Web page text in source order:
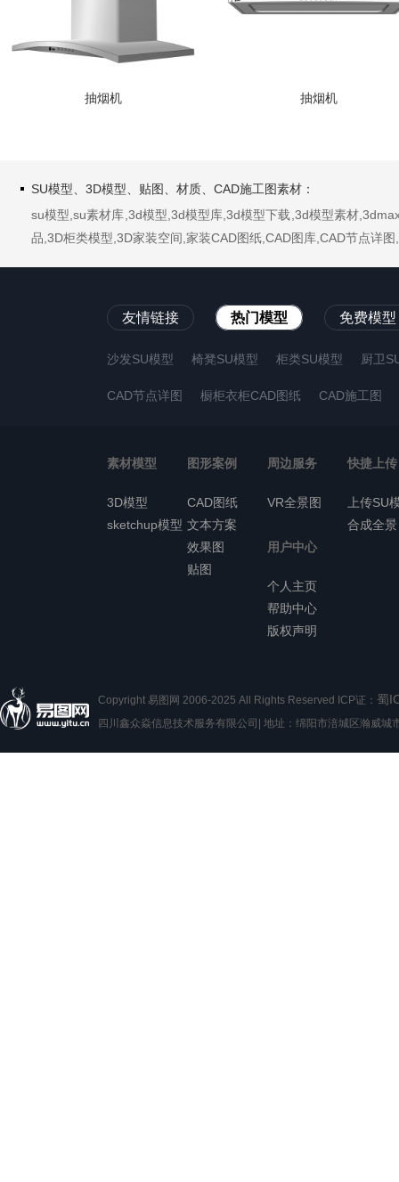
抽烟机 抽烟机
SU模型、3D模型、贴图、材质、CAD施工图素材：
su模型,su素材库,3d模型,3d模型库,3d模型下载,3d模型素材
品,3D柜类模型,3D家装空间,家装CAD图纸,CAD图库,CAD节点详
友情链接 热门模型 免费模型
沙发SU模型 椅凳SU模型 柜类SU模型 厨卫
CAD节点详图 橱柜衣柜CAD图纸 CAD施工图
素材模型
3D模型
sketchup模型
图形案例
CAD图纸
文本方案
效果图
贴图
周边服务
VR全景图
快捷上传
上传SU
合成全景
用户中心
个人主页
帮助中心
版权声明
Copyright 易图网 2006-2025 All Rights Reserved ICP证： 蜀
四川鑫众焱信息技术服务有限公司| 地址：绵阳市涪城区瀚威城